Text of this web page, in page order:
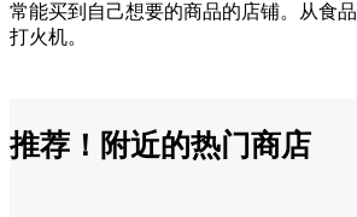
常能买到自己想要的商品的店铺。从食
打火机。
推荐！附近的热门商店